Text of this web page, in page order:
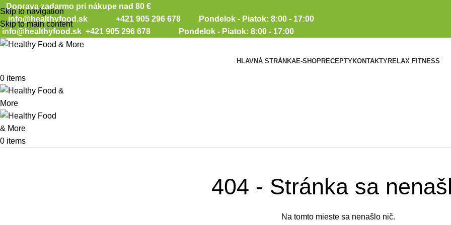
Skip to navigation
Skip to main content
Doprava zadarmo pri nákupe nad 80 €
info@healthyfood.sk
+421 905 296 678 Pondelok - Piatok: 8:00 - 17:00
info@healthyfood.sk +421 905 296 678 Pondelok - Piatok: 8:00 - 17:00
HLAVNÁ STRÁNKAE-SHOPRECEPTYKONTAKTYRELAX FITNESS
0 items
0 items
404 - Stránka sa
Na tomto mieste sa nenašlo nič.